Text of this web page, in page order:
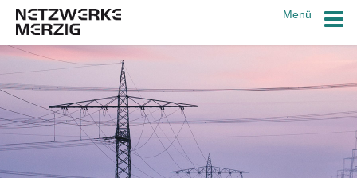
Menü
Schrift vergrößern